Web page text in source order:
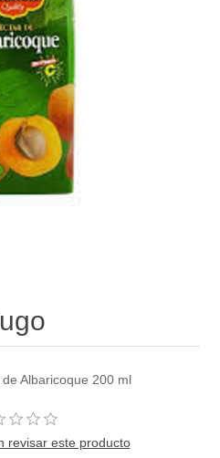
Albaricoque 200 ml
revisar este producto